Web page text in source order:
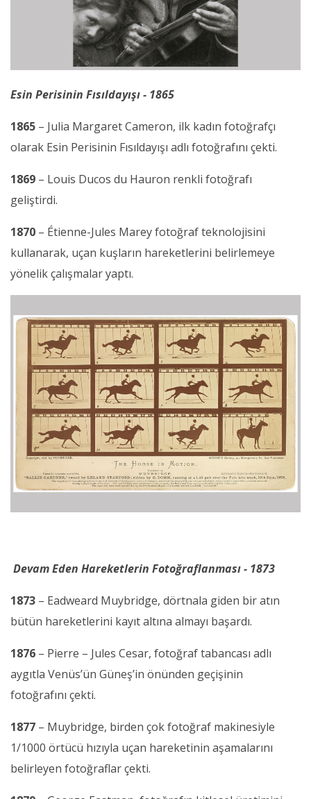
Esin Perisinin Fısıldayışı - 1865
1865 – Julia Margaret Cameron, ilk kadın fotoğrafçı
olarak Esin Perisinin Fısıldayışı adlı fotoğrafını çekti.
1869 – Louis Ducos du Hauron renkli fotoğrafı
geliştirdi.
1870 – Étienne-Jules Marey fotoğraf teknolojisini
kullanarak, uçan kuşların hareketlerini belirlemeye
yönelik çalışmalar yaptı.
Devam Eden Hareketlerin Fotoğraflanması - 1873
1873 – Eadweard Muybridge, dörtnala giden bir atın
bütün hareketlerini kayıt altına almayı başardı.
1876 – Pierre – Jules Cesar, fotoğraf tabancası adlı
aygıtla Venüs’ün Güneş’in önünden geçişinin
fotoğrafını çekti.
1877 – Muybridge, birden çok fotoğraf makinesiyle
1/1000 örtücü hızıyla uçan hareketinin aşamalarını
belirleyen fotoğraflar çekti.